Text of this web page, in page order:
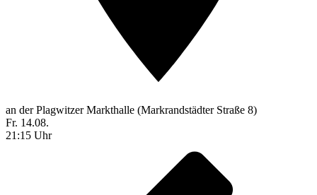
an der Plagwitzer Markthalle (Markrandstädter Straße 8)
Fr. 14.08.
21:15 Uhr